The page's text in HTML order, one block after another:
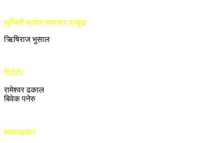
लुम्बिनी प्रदेश समाचार प्रमुख
ऋिषिराज भुसाल
रिपोर्टर
रामेश्वर ढकाल
बिवेक पनेरु
सल्लाहकार